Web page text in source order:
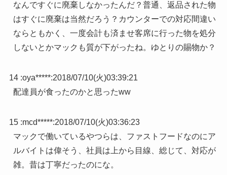
なんですぐに廃棄しなかったんだ？普通、返品された物
はすぐに廃棄は当然だろう？カウンターでの対応間違い
ならともかく、一度会計も済ませ客席に行った物を処分
しないとかマックも質が下がったね。ゆとりの賜物か？
14 :oya*****:2018/07/10(火)03:39:21
配達員が食ったのかと思ったww
15 :mcd*****:2018/07/10(火)03:36:23
マックで働いているやつらは、ファストフードなのにア
ルバイトは偉そう、社員は上から目線、総じて、対応が
雑。昔は丁寧だったのにな。